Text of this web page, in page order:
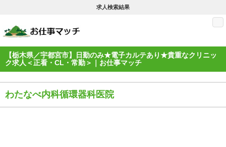
求人検索結果
【栃木県／宇都宮市】日勤のみ★電子カルテあり★貴重なクリニッ
ク求人＜正看・CL・常勤＞｜お仕事マッチ
わたなべ内科循環器科医院